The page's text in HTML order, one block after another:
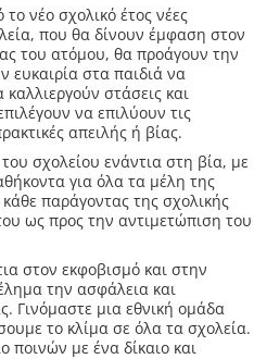
νέο σχολικό έτος νέες
που θα δίνουν έμφαση στον
του ατόμου, θα προάγουν την
ευκαιρία στα παιδιά να
στάσεις και
να επιλύουν τις
απειλής ή βίας.
σχολείου ενάντια στη βία, με
για όλα τα μέλη της
παράγοντας της σχολικής
ως προς την αντιμετώπιση του
στον εκφοβισμό και στην
την ασφάλεια και
Γινόμαστε μια εθνική ομάδα
το κλίμα σε όλα τα σχολεία.
ποινών με ένα δίκαιο και